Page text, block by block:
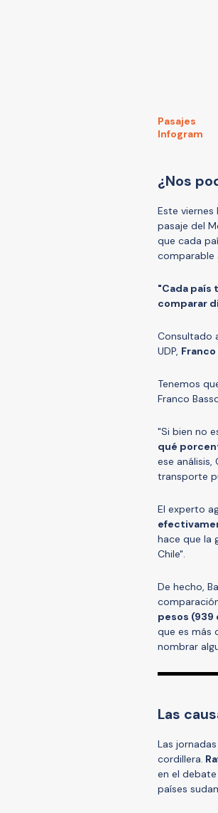
Pasajes
Infogram
¿Nos
Este
pasaje del
que cada
comparable
"Cada país
comparar
Consultado
UDP, Franco
Tenemos
Franco
"Si bien no
qué
ese
transporte
El experto
hace que la
Chile".
De hecho,
pesos (939
que es más
nombrar
Las
Las
cordillera.
en el
países